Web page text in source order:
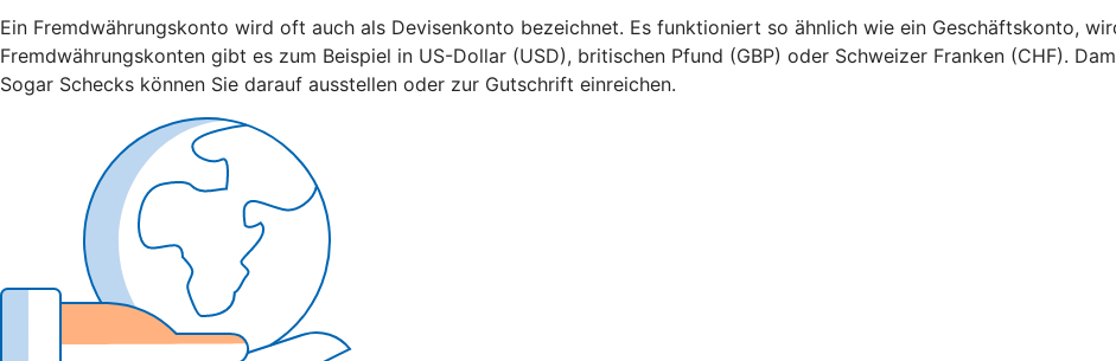
Ein Fremdwährungskonto wird oft auch als Devisenkonto bezeichnet. Es funktioniert so ähnlich wie ein Geschäftskonto,
Fremdwährungskonten gibt es zum Beispiel in US-Dollar (USD), britischen Pfund (GBP) oder Schweizer Franken (CHF).
Sogar Schecks können Sie darauf ausstellen oder zur Gutschrift einreichen.